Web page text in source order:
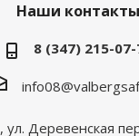
Наши контакты
8 (347) 215-07-
ул. Деревенская